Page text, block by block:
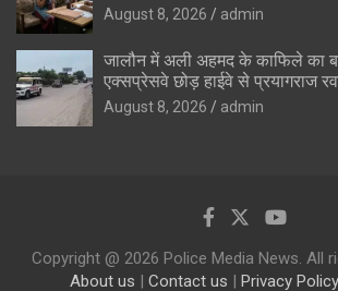
August 8, 2026 admin
जालौन में अली अहमद के काफिले का
एक्सप्रेसवे छोड़ हाईवे से प्रयागराज
August 8, 2026 admin
Copyright @ 2026 Police Media News. All
About us | Contact us | Privacy Policy